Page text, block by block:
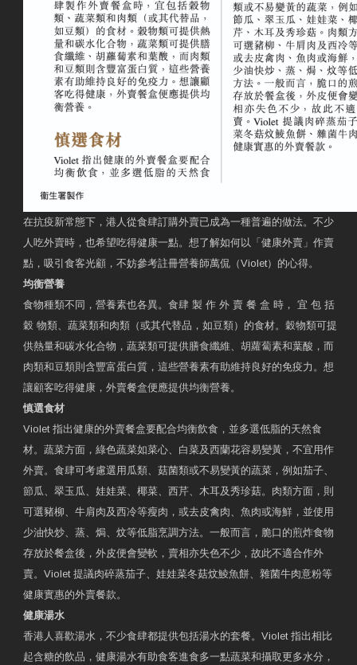
在抗疫新常態下，港人從食肆訂購外賣已成為一種普遍的做法。不少
人吃外賣時，也希望吃得健康一點。想了解如何以「健康外賣」作賣
點，吸引食客光顧，不妨參考註冊營養師萬侃（Violet）的心得。
均衡營養
食物種類不同，營養素也各異。食肆 製 作 外 賣 餐 盒 時， 宜 包 括
穀 物類、蔬菜類和肉類（或其代替品，如豆類）的食材。穀物類可提
供熱量和碳水化合物，蔬菜類可提供膳食纖維、胡蘿蔔素和葉酸，而
肉類和豆類則含豐富蛋白質，這些營養素有助維持良好的免疫力。想
讓顧客吃得健康，外賣餐盒便應提供均衡營養。
慎選食材
Violet 指出健康的外賣餐盒要配合均衡飲食，並多選低脂的天然食
材。蔬菜方面，綠色蔬菜如菜心、白菜及西蘭花容易變黃，不宜用作
外賣。食肆可考慮選用瓜類、菇菌類或不易變黃的蔬菜，例如茄子、
節瓜、翠玉瓜、娃娃菜、椰菜、西芹、木耳及秀珍菇。肉類方面，則
可選豬柳、牛肩肉及西冷等瘦肉，或去皮禽肉、魚肉或海鮮，並使用
少油快炒、蒸、焗、炆等低脂烹調方法。一般而言，脆口的煎炸食物
存放於餐盒後，外皮便會變軟，賣相亦失色不少，故此不適合作外
賣。Violet 提議肉碎蒸茄子、娃娃菜冬菇炆鯪魚餅、雜菌牛肉意粉等
健康實惠的外賣餐款。
健康湯水
香港人喜歡湯水，不少食肆都提供包括湯水的套餐。Violet 指出相比
起含糖的飲品，健康湯水有助食客進食多一點蔬菜和攝取更多水分，